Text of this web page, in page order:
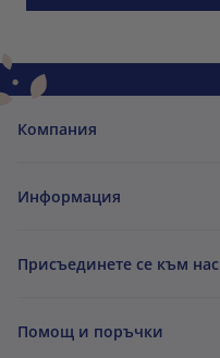
Компания
Информация
Присъединете се към нас
Помощ и поръчки